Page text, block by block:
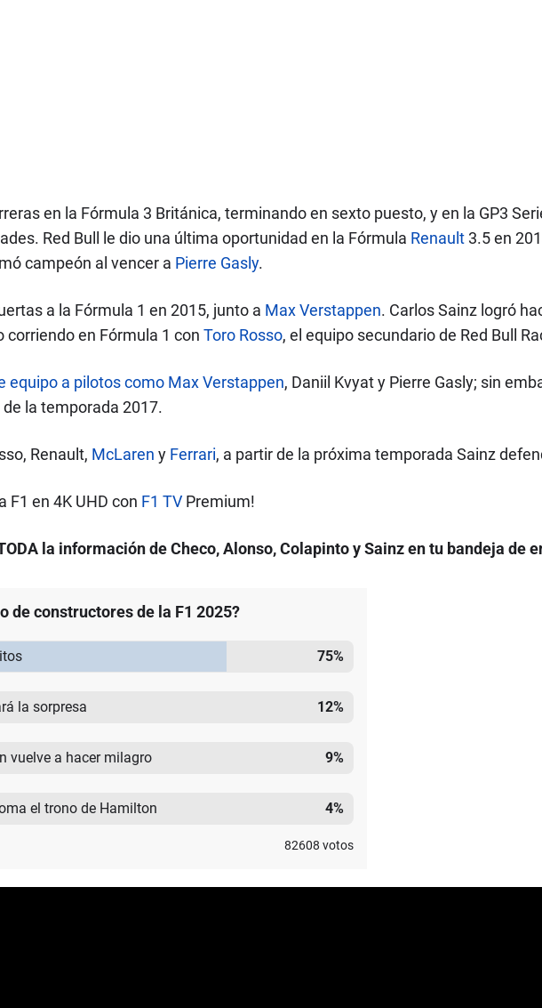
en la Fórmula 3 Británica, terminando en sexto puesto, y en la GP3
Red Bull le dio una última oportunidad en la Fórmula Renault3.5 en
campeón al vencer a Pierre Gasly.
a la Fórmula 1 en 2015, junto a Max Verstappen. Carlos Sainz logró
en Fórmula 1 con Toro Rosso, el equipo secundario de Red Bull
equipo a pilotos como Max Verstappen, Daniil Kvyat y Pierre Gasly; sin
la temporada 2017.
Renault, McLaren y Ferrari, a partir de la próxima temporada Sainz
F1 en 4K UHD con F1 TVPremium!
la información de Checo, Alonso, Colapinto y Sainz en tu bandeja de
de constructores de la F1 2025?
75%
la sorpresa 12%
vuelve a hacer milagro 9%
el trono de Hamilton 4%
82608 votos